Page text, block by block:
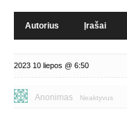
Autorius Įrašai
2023 10 liepos @ 6:50
Anonimas Neaktyvus